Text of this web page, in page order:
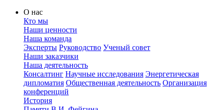
О нас
Кто мы
Наши ценности
Наша команда
Эксперты Руководство Ученый совет
Наши заказчики
Наша деятельность
Консалтинг Научные исследования Энергетическая
дипломатия Общественная деятельность Организация
конференций
История